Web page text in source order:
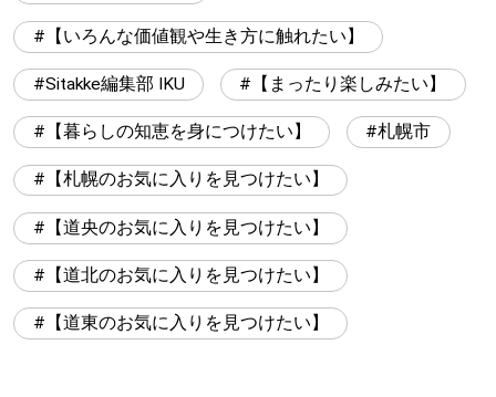
【いろんな価値観や生き方に触れたい】
Sitakke編集部 IKU 【まったり楽しみたい】
【暮らしの知恵を身につけたい】 札幌市
【札幌のお気に入りを見つけたい】
【道央のお気に入りを見つけたい】
【道北のお気に入りを見つけたい】
【道東のお気に入りを見つけたい】